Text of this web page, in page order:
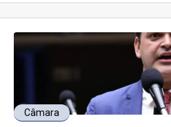
Câmara